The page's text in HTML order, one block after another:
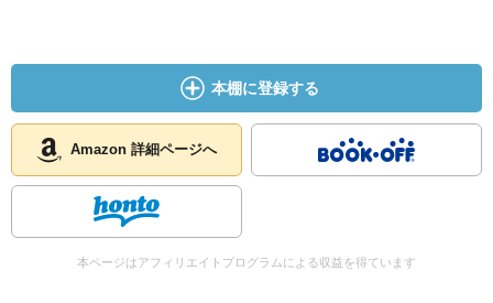
本棚に登録する
Amazon 詳細ページへ
本ページはアフィリエイトプログラムによる収益を得ています